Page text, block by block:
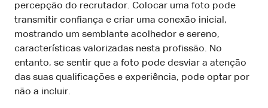
percepção do recrutador. Colocar uma foto pode
transmitir confiança e criar uma conexão inicial,
mostrando um semblante acolhedor e sereno,
características valorizadas nesta profissão. No
entanto, se sentir que a foto pode desviar a atenção
das suas qualificações e experiência, pode optar por
não a incluir.